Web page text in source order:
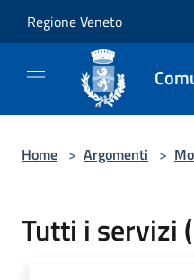
Regione Veneto
Home > Argomenti >
Tutti i servizi